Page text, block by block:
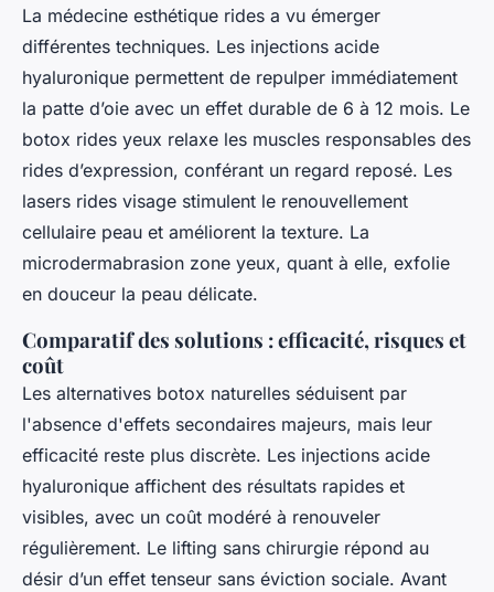
La médecine esthétique rides a vu émerger
différentes techniques. Les injections acide
hyaluronique permettent de repulper immédiatement
la patte d’oie avec un effet durable de 6 à 12 mois. Le
botox rides yeux relaxe les muscles responsables des
rides d’expression, conférant un regard reposé. Les
lasers rides visage stimulent le renouvellement
cellulaire peau et améliorent la texture. La
microdermabrasion zone yeux, quant à elle, exfolie
en douceur la peau délicate.
Comparatif des solutions : efficacité, risques et
coût
Les alternatives botox naturelles séduisent par
l'absence d'effets secondaires majeurs, mais leur
efficacité reste plus discrète. Les injections acide
hyaluronique affichent des résultats rapides et
visibles, avec un coût modéré à renouveler
régulièrement. Le lifting sans chirurgie répond au
désir d’un effet tenseur sans éviction sociale. Avant